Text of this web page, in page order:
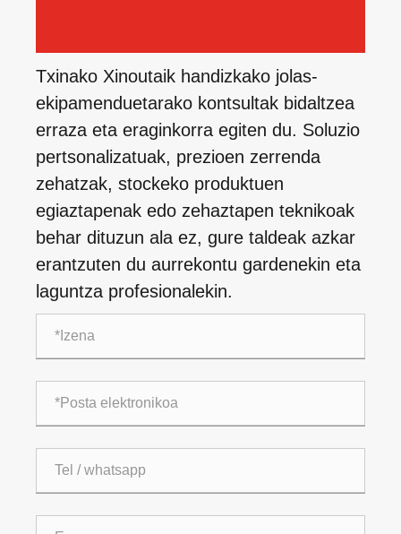
Txinako Xinoutaik handizkako jolas-
ekipamenduetarako kontsultak bidaltzea
erraza eta eraginkorra egiten du. Soluzio
pertsonalizatuak, prezioen zerrenda
zehatzak, stockeko produktuen
egiaztapenak edo zehaztapen teknikoak
behar dituzun ala ez, gure taldeak azkar
erantzuten du aurrekontu gardenekin eta
laguntza profesionalekin.